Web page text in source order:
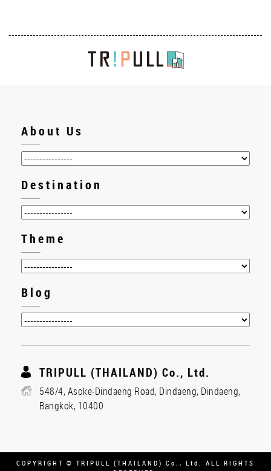
About Us
Destination
Theme
Blog
TRIPULL (THAILAND) Co., Ltd.
548/4, Asoke-Dindaeng Road, Dindaeng, Dindaeng,
Bangkok, 10400
COPYRIGHT © TRIPULL (THAILAND) Co., Ltd. ALL RIGHTS